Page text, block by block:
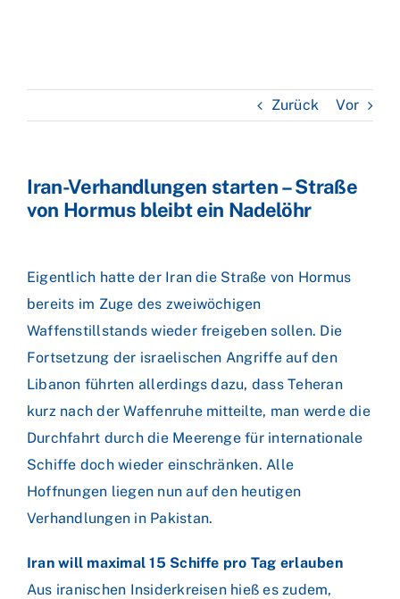
Zurück Vor
Iran-Verhandlungen starten – Straße
von Hormus bleibt ein Nadelöhr
Eigentlich hatte der Iran die Straße von Hormus
bereits im Zuge des zweiwöchigen
Waffenstillstands wieder freigeben sollen. Die
Fortsetzung der israelischen Angriffe auf den
Libanon führten allerdings dazu, dass Teheran
kurz nach der Waffenruhe mitteilte, man werde die
Durchfahrt durch die Meerenge für internationale
Schiffe doch wieder einschränken. Alle
Hoffnungen liegen nun auf den heutigen
Verhandlungen in Pakistan.
Iran will maximal 15 Schiffe pro Tag erlauben
Aus iranischen Insiderkreisen hieß es zudem,